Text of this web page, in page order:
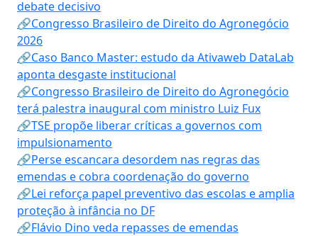
debate decisivo
🔗Congresso Brasileiro de Direito do Agronegócio
2026
🔗Caso Banco Master: estudo da Ativaweb DataLab
aponta desgaste institucional
🔗Congresso Brasileiro de Direito do Agronegócio
terá palestra inaugural com ministro Luiz Fux
🔗TSE propõe liberar críticas a governos com
impulsionamento
🔗Perse escancara desordem nas regras das
emendas e cobra coordenação do governo
🔗Lei reforça papel preventivo das escolas e amplia
proteção à infância no DF
🔗Flávio Dino veda repasses de emendas